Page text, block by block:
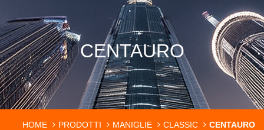
CENTAURO
HOME PRODOTTI MANIGLIE CLASSIC CENTAURO